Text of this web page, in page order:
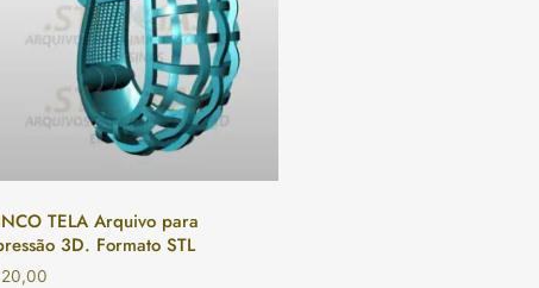
TELA Arquivo para
3D. Formato STL
20,00